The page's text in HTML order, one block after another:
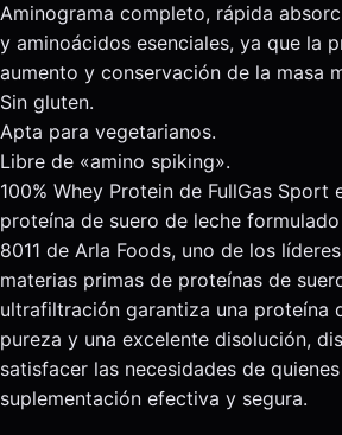
Aminograma completo, rápida
y aminoácidos esenciales, ya que la
aumento y conservación de la masa
Sin gluten.
Apta para vegetarianos.
Libre de «amino spiking».
100% Whey Protein de FullGas Sport
proteína de suero de leche
8011 de Arla Foods, uno de los
materias primas de proteínas de
ultrafiltración garantiza una proteína
pureza y una excelente disolución,
satisfacer las necesidades de
suplementación efectiva y segura.